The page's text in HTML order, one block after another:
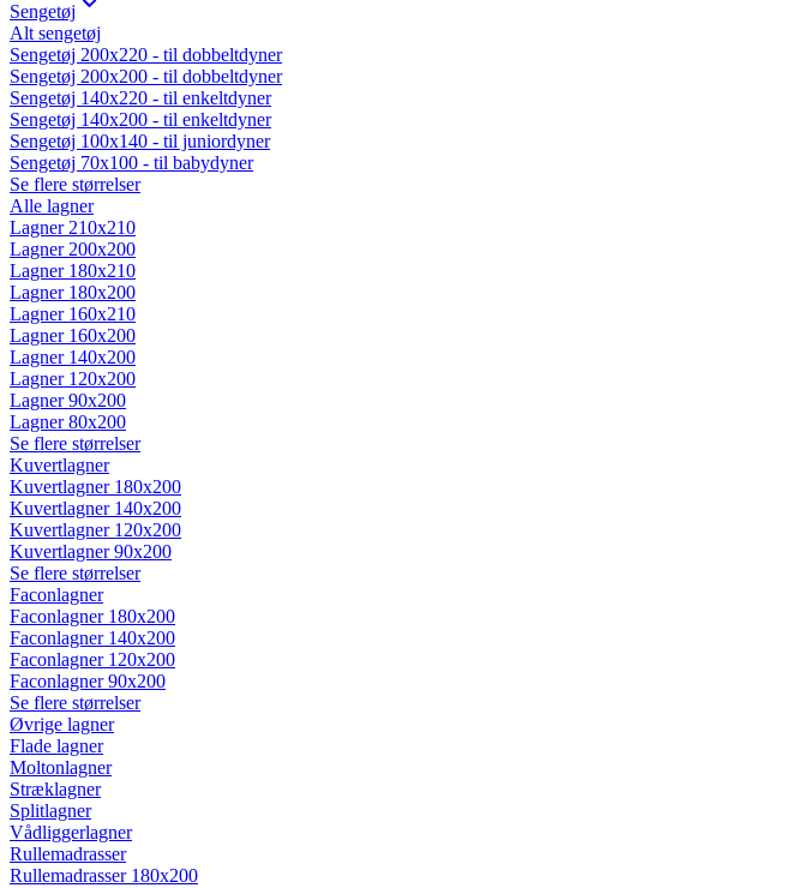
Sengetøj
Alt sengetøj
Sengetøj 200x220 - til dobbeltdyner
Sengetøj 200x200 - til dobbeltdyner
Sengetøj 140x220 - til enkeltdyner
Sengetøj 140x200 - til enkeltdyner
Sengetøj 100x140 - til juniordyner
Sengetøj 70x100 - til babydyner
Se flere størrelser
Alle lagner
Lagner 210x210
Lagner 200x200
Lagner 180x210
Lagner 180x200
Lagner 160x210
Lagner 160x200
Lagner 140x200
Lagner 120x200
Lagner 90x200
Lagner 80x200
Se flere størrelser
Kuvertlagner
Kuvertlagner 180x200
Kuvertlagner 140x200
Kuvertlagner 120x200
Kuvertlagner 90x200
Se flere størrelser
Faconlagner
Faconlagner 180x200
Faconlagner 140x200
Faconlagner 120x200
Faconlagner 90x200
Se flere størrelser
Øvrige lagner
Flade lagner
Moltonlagner
Stræklagner
Splitlagner
Vådliggerlagner
Rullemadrasser
Rullemadrasser 180x200